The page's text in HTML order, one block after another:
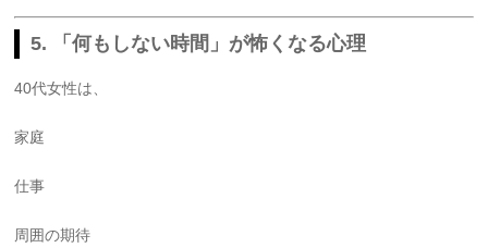
5. 「何もしない時間」が怖くなる心理
40代女性は、
家庭
仕事
周囲の期待